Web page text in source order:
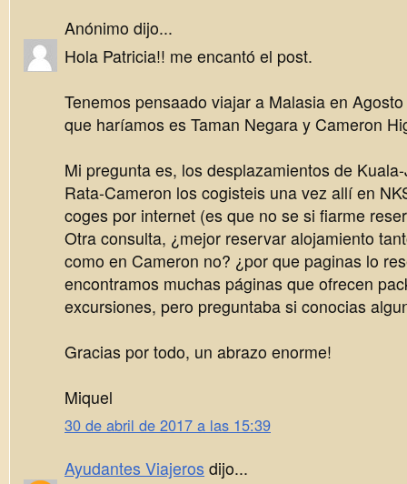
Anónimo dijo...
Hola Patricia!! me encantó el post.
Tenemos pensaado viajar a Malasia en
que haríamos es Taman Negara y Cameron
Mi pregunta es, los desplazamientos de
Rata-Cameron los cogisteis una vez allí en
coges por internet (es que no se si fiarme
Otra consulta, ¿mejor reservar alojamiento
como en Cameron no? ¿por que paginas lo
encontramos muchas páginas que ofrecen
excursiones, pero preguntaba si conocias
Gracias por todo, un abrazo enorme!
Miquel
30 de abril de 2017 a las 15:39
Ayudantes Viajeros dijo...